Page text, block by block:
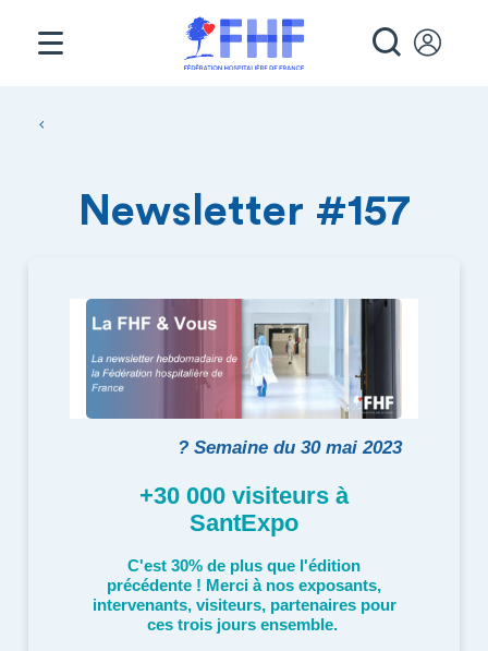
Fil d'Ariane
Newsletter #157
Panneau de gestion des cookies